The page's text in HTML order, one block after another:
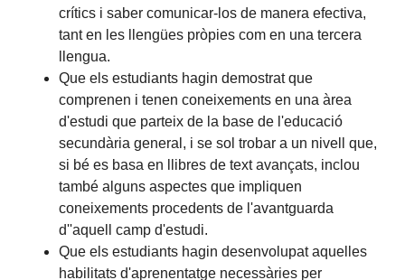
crítics i saber comunicar-los de manera efectiva,
tant en les llengües pròpies com en una tercera
llengua.
Que els estudiants hagin demostrat que
comprenen i tenen coneixements en una àrea
d'estudi que parteix de la base de l'educació
secundària general, i se sol trobar a un nivell que,
si bé es basa en llibres de text avançats, inclou
també alguns aspectes que impliquen
coneixements procedents de l'avantguarda
d''aquell camp d'estudi.
Que els estudiants hagin desenvolupat aquelles
habilitats d'aprenentatge necessàries per